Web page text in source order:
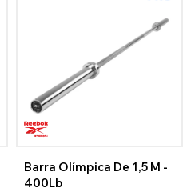
Barra Olímpica De 1,5 M -
400Lb